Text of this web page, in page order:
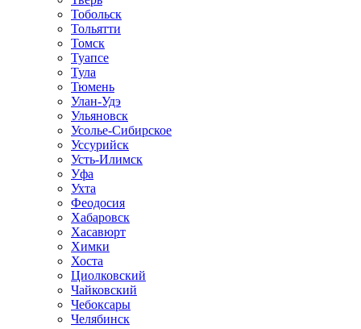
Тобольск
Тольятти
Томск
Туапсе
Тула
Тюмень
Улан-Удэ
Ульяновск
Усолье-Сибирское
Уссурийск
Усть-Илимск
Уфа
Ухта
Феодосия
Хабаровск
Хасавюрт
Химки
Хоста
Циолковский
Чайковский
Чебоксары
Челябинск